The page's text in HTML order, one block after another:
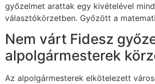
győzelmet arattak egy kivételével
választókörzetben. Győzött a
Nem várt Fidesz
alpolgármesterek
Az alpolgármesterek elkötelezett